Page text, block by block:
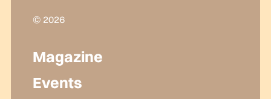
© 2026
Magazine
Events